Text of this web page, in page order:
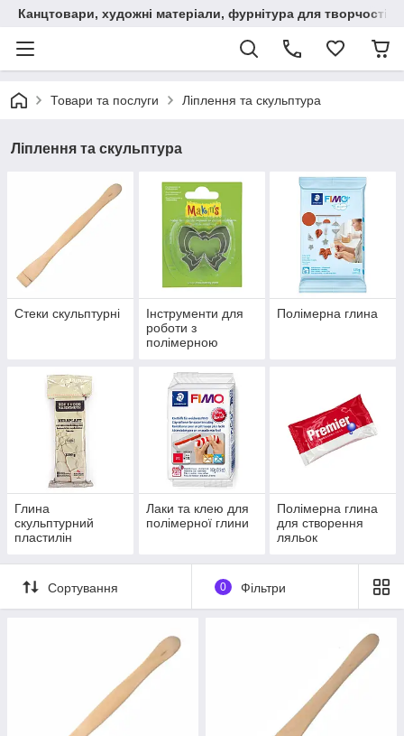
Канцтовари, художні матеріали, фурнітура для творчості
Товари та послуги Ліплення та скульптура
Ліплення та скульптура
Стеки скульптурні
Інструменти для
роботи з
полімерною
Полімерна глина
Глина
скульптурний
пластилін
Лаки та клею для
полімерної глини
Полімерна глина
для створення
ляльок
Сортування 0 Фільтри